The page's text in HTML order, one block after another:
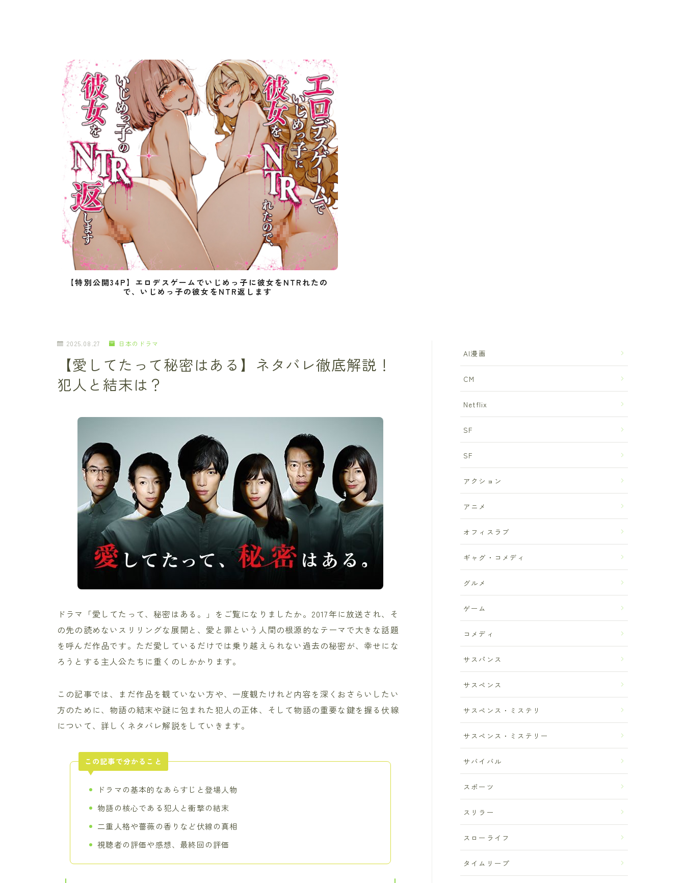
【特別公開34P】エロデスゲームでいじめっ子に彼女をNTRれたの
で、いじめっ子の彼女をNTR返します
2025.08.27 日本のドラマ
【愛してたって秘密はある】ネタバレ徹底解説！
犯人と結末は？
ドラマ「愛してたって、秘密はある。」をご覧になりましたか。2017年に放送され、そ
の先の読めないスリリングな展開と、愛と罪という人間の根源的なテーマで大きな話題
を呼んだ作品です。ただ愛しているだけでは乗り越えられない過去の秘密が、幸せにな
ろうとする主人公たちに重くのしかかります。
この記事では、まだ作品を観ていない方や、一度観たけれど内容を深くおさらいしたい
方のために、物語の結末や謎に包まれた犯人の正体、そして物語の重要な鍵を握る伏線
について、詳しくネタバレ解説をしていきます。
この記事で分かること
ドラマの基本的なあらすじと登場人物
物語の核心である犯人と衝撃の結末
二重人格や薔薇の香りなど伏線の真相
視聴者の評価や感想、最終回の評価
AI漫画
CM
Netflix
SF
SF
アクション
アニメ
オフィスラブ
ギャグ・コメディ
グルメ
ゲーム
コメディ
サスパンス
サスペンス
サスペンス・ミステリ
サスペンス・ミステリー
サバイバル
スポーツ
スリラー
スローライフ
タイムリープ